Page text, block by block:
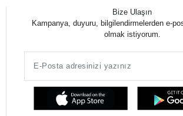
Bize Ulaşın
Kampanya, duyuru, bilgilendirmelerden e-
olmak istiyorum.